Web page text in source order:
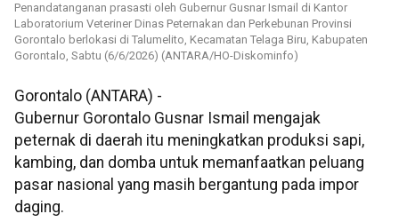
Penandatanganan prasasti oleh Gubernur Gusnar Ismail di Kantor
Laboratorium Veteriner Dinas Peternakan dan Perkebunan Provinsi
Gorontalo berlokasi di Talumelito, Kecamatan Telaga Biru, Kabupaten
Gorontalo, Sabtu (6/6/2026) (ANTARA/HO-Diskominfo)
Gorontalo (ANTARA) -
Gubernur Gorontalo Gusnar Ismail mengajak
peternak di daerah itu meningkatkan produksi sapi,
kambing, dan domba untuk memanfaatkan peluang
pasar nasional yang masih bergantung pada impor
daging.